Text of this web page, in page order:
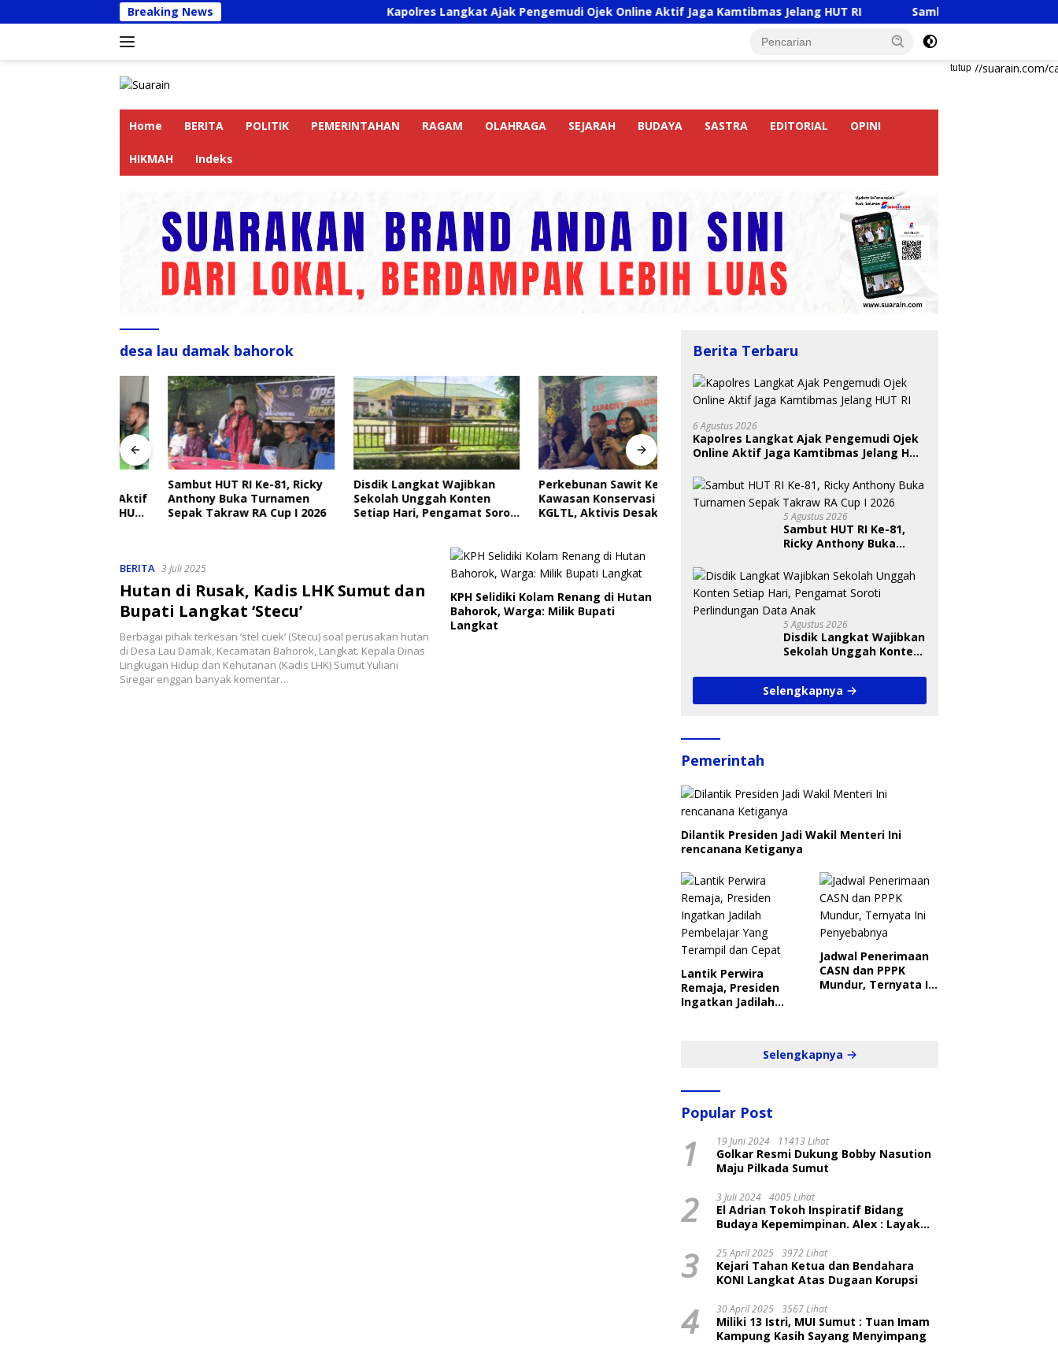
ke
Breaking News Kapolres Langkat Ajak Pengemudi Ojek Online Aktif Jaga Kamtibmas Jelang HUT RI Sambut HUT RI Ke-81, Ricky Anthony
tutup
https://suarain.com/
Home BERITA POLITIK PEMERINTAHAN RAGAM OLAHRAGA SEJARAH BUDAYA SASTRA EDITORIAL OPINI
HIKMAH Indeks
desa lau damak bahorok
Sambut HUT RI Ke-81, Ricky
Anthony Buka Turnamen
Sepak Takraw RA Cup I 2026
Disdik Langkat Wajibkan
Sekolah Unggah Konten
Setiap Hari, Pengamat Soroti
Perkebunan Sawit Kepung
Kawasan Konservasi SM
KGLTL, Aktivis Desak
Indri Nugraheni: Festival
Sayang Anak Harus Jadi
Gerakan Berkelanjutan
Perlindungan Anak
BKSDA Segera Evaluasi
Perkebunan Sawit di
Langkat
BERITA 3 Juli 2025
Hutan di Rusak, Kadis LHK Sumut dan
Bupati Langkat ‘Stecu’
Berbagai pihak terkesan ‘stel cuek’ (Stecu) soal perusakan hutan
di Desa Lau Damak, Kecamatan Bahorok, Langkat. Kepala Dinas
Lingkugan Hidup dan Kehutanan (Kadis LHK) Sumut Yuliani
Siregar enggan banyak komentar…
KPH Selidiki Kolam Renang di Hutan
Bahorok, Warga: Milik Bupati
Langkat
Berita Terbaru
6 Agustus 2026
Kapolres Langkat Ajak Pengemudi Ojek
Online Aktif Jaga Kamtibmas Jelang HUT
5 Agustus 2026
Sambut HUT RI Ke-81,
Ricky Anthony Buka
Takraw RA Cup I 2026
5 Agustus 2026
Disdik Langkat Wajibkan
Sekolah Unggah Konten
Soroti Perlindungan
Data Anak
Selengkapnya
Pemerintah
Dilantik Presiden Jadi Wakil Menteri Ini
rencanana Ketiganya
Lantik Perwira
Remaja, Presiden
Ingatkan Jadilah
Jadwal Penerimaan
CASN dan PPPK
Mundur, Ternyata Ini
Selengkapnya
Popular Post
1 19 Juni 2024 11413 Lihat
Golkar Resmi Dukung Bobby Nasution
Maju Pilkada Sumut
2 3 Juli 2024 4005 Lihat
El Adrian Tokoh Inspiratif Bidang
Budaya Kepemimpinan. Alex : Layak
3 25 April 2025 3972 Lihat
Kejari Tahan Ketua dan Bendahara
KONI Langkat Atas Dugaan Korupsi
4 30 April 2025 3567 Lihat
Miliki 13 Istri, MUI Sumut : Tuan Imam
Kampung Kasih Sayang Menyimpang